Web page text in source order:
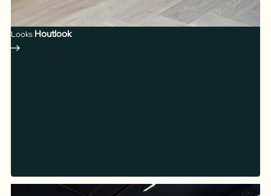
Looks Houtlook